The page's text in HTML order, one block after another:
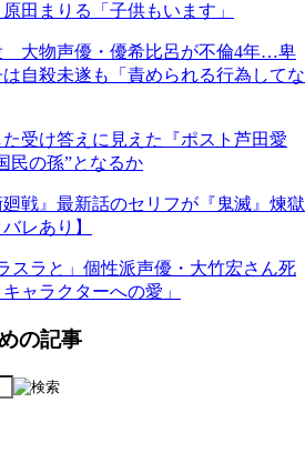
田まりる「子供もいます」
大物声優・優希比呂が不倫4年…卑
自殺未遂も「責められる行為してな
受け答えに見えた『ポスト芦田愛
の孫”となるか
戦』最新話のセリフが『鬼滅』煉獄
レあり】
スラと」個性派声優・大竹宏さん死
ャラクターへの愛」
の記事